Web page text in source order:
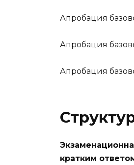
Апробация
Апробация
Апробация
кратким